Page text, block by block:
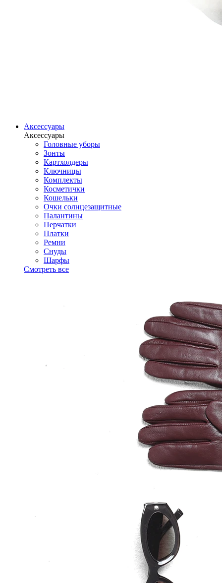
Аксессуары
Аксессуары
Головные уборы
Зонты
Картхолдеры
Ключницы
Комплекты
Косметички
Кошельки
Очки солнцезащитные
Палантины
Перчатки
Платки
Ремни
Снуды
Шарфы
Смотреть все